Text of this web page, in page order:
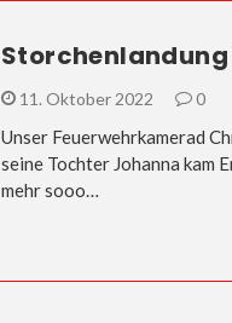
11. Oktober 2022 0
Unser Feuerwehrkamerad
seine Tochter Johanna kam
mehr sooo…